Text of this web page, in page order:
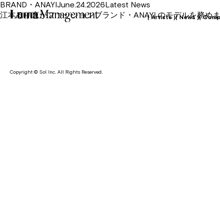
( Artists )( News )(
BRAND・ANAYIJune.24.2026Latest News
江本るり恵がファッションブランド・ANAYI のモデルを務め
Copyright © Sol Inc. All Rights Reserved.